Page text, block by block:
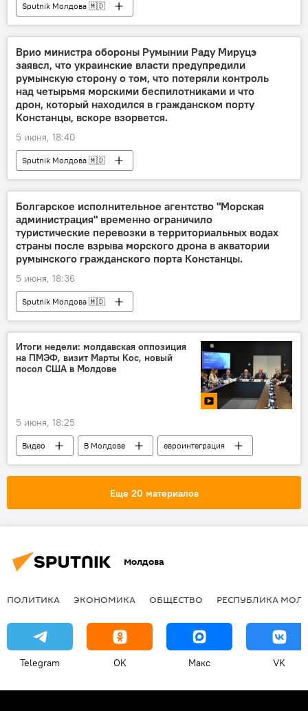
Sputnik Молдова 🇲🇩
Врио министра обороны Румынии Раду Мируцэ
заявсл, что украинские власти предупредили
румынскую сторону о том, что потеряли контроль
над четырьмя морскими беспилотниками и что
дрон, который находился в гражданском порту
Констанцы, вскоре взорвется.
5 июня, 18:40
Sputnik Молдова 🇲🇩
Болгарское исполнительное агентство "Морская
администрация" временно ограничило
туристические перевозки в территориальных водах
страны после взрыва морского дрона в акватории
румынского гражданского порта Констанцы.
5 июня, 18:36
Sputnik Молдова 🇲🇩
Итоги недели: молдавская оппозиция
на ПМЭФ, визит Марты Кос, новый
посол США в Молдове
5 июня, 18:25
Видео В Молдове
евроинтеграция
Приднестровье
Еще 20 материалов
Молдова
ПОЛИТИКА ЭКОНОМИКА ОБЩЕСТВО РЕСПУБЛИКА
Telegram OK Макс VK